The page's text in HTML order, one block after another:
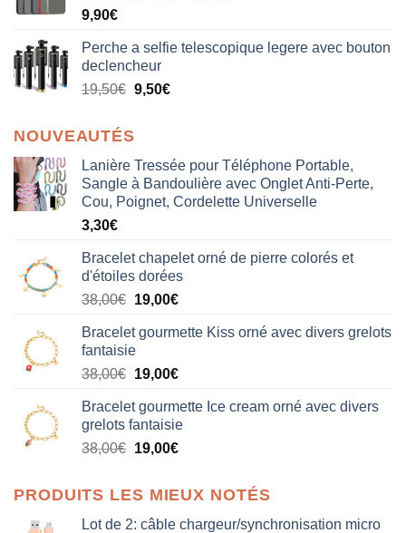
9,90€
Perche a selfie telescopique legere avec bouton
declencheur
19,50€ 9,50€
NOUVEAUTÉS
Lanière Tressée pour Téléphone Portable,
Sangle à Bandoulière avec Onglet Anti-Perte,
Cou, Poignet, Cordelette Universelle
3,30€
Bracelet chapelet orné de pierre colorés et
d'étoiles dorées
38,00€ Le
initial
était :
38,00€.
19,00€Le
actuel
19,00€.
Bracelet gourmette Kiss orné avec divers grelots
fantaisie
38,00€ Le
initial
était :
38,00€.
19,00€Le
actuel
est :
19,00€.
Bracelet gourmette Ice cream orné avec divers
grelots fantaisie
38,00€ Le
était :
38,00€.
19,00€Le
est :
19,00€.
PRODUITS LES MIEUX NOTÉS
Lot de 2: câble chargeur/synchronisation micro